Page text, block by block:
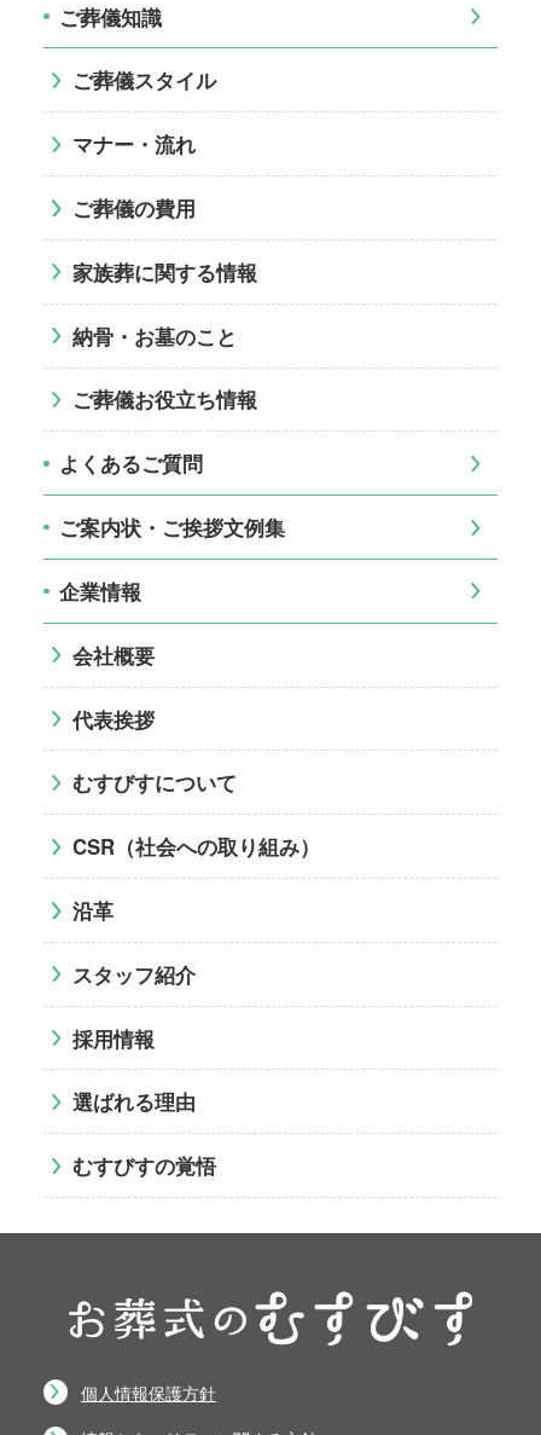
ご葬儀知識
ご葬儀スタイル
マナー・流れ
ご葬儀の費用
家族葬に関する情報
納骨・お墓のこと
ご葬儀お役立ち情報
よくあるご質問
ご案内状・ご挨拶文例集
企業情報
会社概要
代表挨拶
むすびすについて
CSR（社会への取り組み）
沿革
スタッフ紹介
採用情報
選ばれる理由
むすびすの覚悟
個人情報保護方針